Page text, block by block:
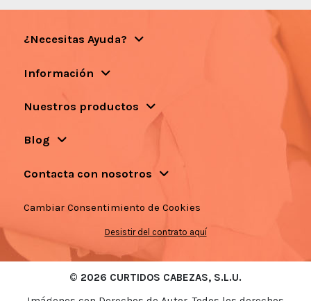
¿Necesitas Ayuda?
Información
Nuestros productos
Blog
Contacta con nosotros
Cambiar Consentimiento de Cookies
Desistir del contrato aquí
© 2026 CURTIDOS CABEZAS, S.L.U.